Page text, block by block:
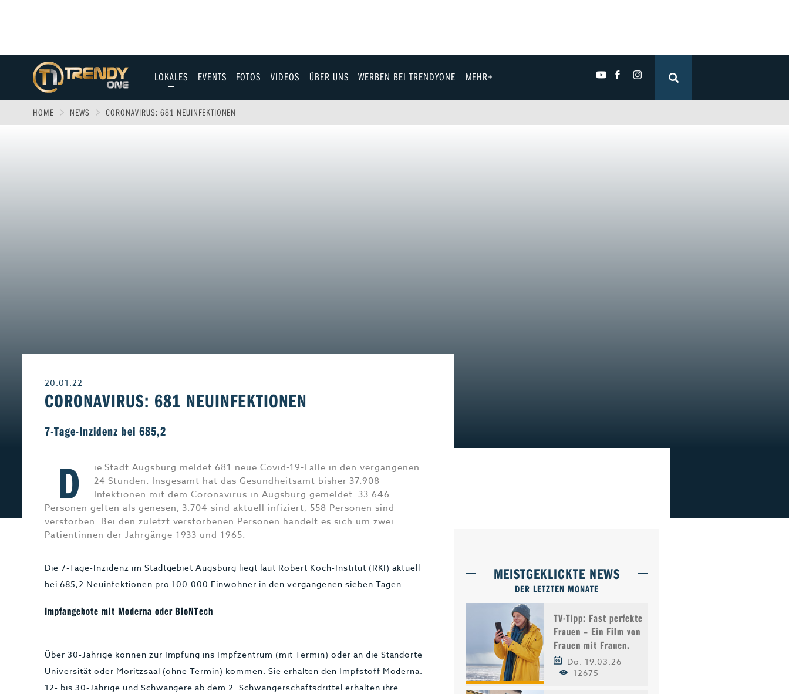
LOKALES
Allgäu
Augsburg
EVENTS FOTOS VIDEOS ÜBER UNS
Team
Jobs & Karriere
WERBEN BEI TRENDYONE MEHR+
Liebe & Leidenschaft
HOME NEWS CORONAVIRUS: 681 NEUINFEKTIONEN
20.01.22
CORONAVIRUS: 681 NEUINFEKTIONEN
7-Tage-Inzidenz bei 685,2
D
ie Stadt Augsburg meldet 681 neue Covid-19-Fälle in den vergangenen
24 Stunden. Insgesamt hat das Gesundheitsamt bisher 37.908
Infektionen mit dem Coronavirus in Augsburg gemeldet. 33.646
Personen gelten als genesen, 3.704 sind aktuell infiziert, 558 Personen sind
verstorben. Bei den zuletzt verstorbenen Personen handelt es sich um zwei
Patientinnen der Jahrgänge 1933 und 1965.
Die 7-Tage-Inzidenz im Stadtgebiet Augsburg liegt laut Robert Koch-Institut (RKI) aktuell
bei 685,2 Neuinfektionen pro 100.000 Einwohner in den vergangenen sieben Tagen.
Impfangebote mit Moderna oder BioNTech
Über 30-Jährige können zur Impfung ins Impfzentrum (mit Termin) oder an die Standorte
Universität oder Moritzsaal (ohne Termin) kommen. Sie erhalten den Impfstoff Moderna.
12- bis 30-Jährige und Schwangere ab dem 2. Schwangerschaftsdrittel erhalten ihre
MEISTGEKLICKTE NEWS
DER LETZTEN MONATE
TV-Tipp: Fast perfekte
Frauen – Ein Film von
Frauen mit Frauen.
Do. 19.03.26
12675